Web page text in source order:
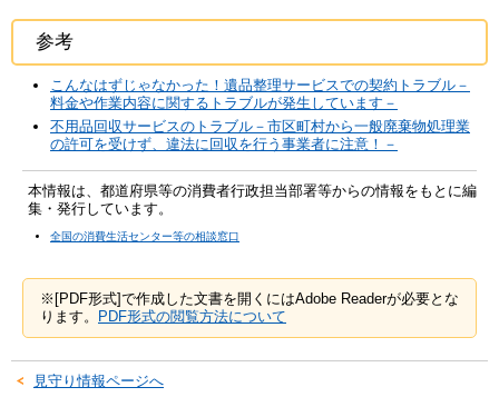
参考
こんなはずじゃなかった！遺品整理サービスでの契約トラブル－
料金や作業内容に関するトラブルが発生しています－
不用品回収サービスのトラブル－市区町村から一般廃棄物処理業
の許可を受けず、違法に回収を行う事業者に注意！－
本情報は、都道府県等の消費者行政担当部署等からの情報をもとに編
集・発行しています。
全国の消費生活センター等の相談窓口
※[PDF形式]で作成した文書を開くにはAdobe Readerが必要とな
ります。 PDF形式の閲覧方法について
見守り情報ページへ